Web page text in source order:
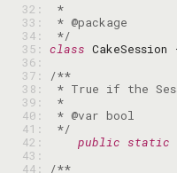
32:
33:
34:
*/
35: class
36:
37:
38:
39:
40:
41:
*/
42:
public static
43:
44: